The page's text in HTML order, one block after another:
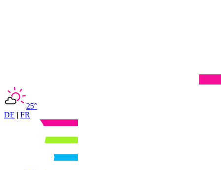
25°
DE | FR